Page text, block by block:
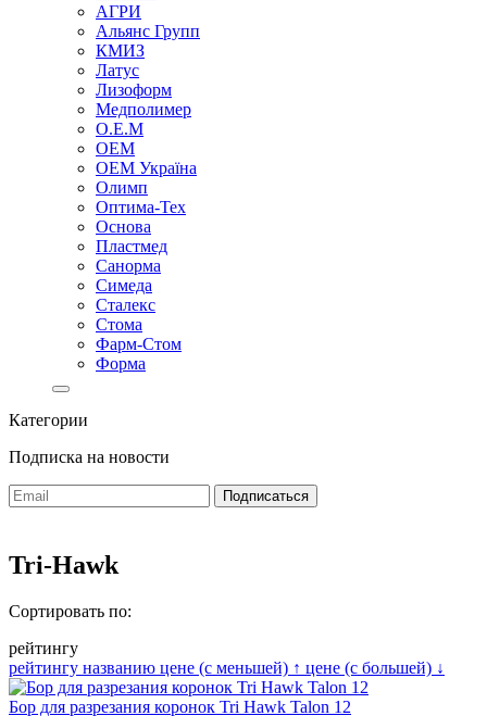
АГРИ
Альянс Групп
КМИЗ
Латус
Лизоформ
Медполимер
О.Е.М
ОЕМ
ОЕМ Україна
Олимп
Оптима-Тех
Основа
Пластмед
Санорма
Симеда
Сталекс
Стома
Фарм-Стом
Форма
Категории
Подписка на новости
Tri-Hawk
Сортировать по:
рейтингу
рейтингу названию цене (с меньшей) ↑ цене (с большей) ↓
Бор для разрезания коронок Tri Hawk Talon 12